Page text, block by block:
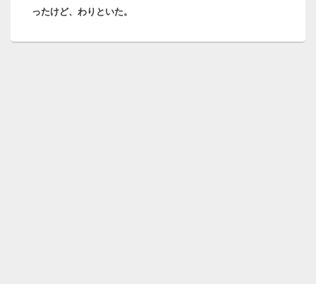
ったけど、わりといた。